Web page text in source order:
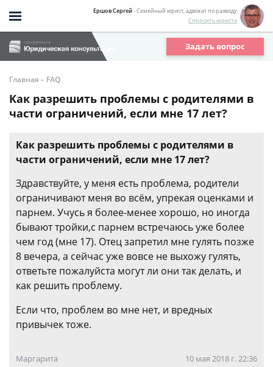
Ершов Сергей- Семейный юрист, адвокат по разводу
Спросить юриста
Задать вопрос
Главная - FAQ
Как разрешить проблемы с родителями в
части ограничений, если мне 17 лет?
Как разрешить проблемы с родителями в
части ограничений, если мне 17 лет?
Здравствуйте, у меня есть проблема, родители
ограничивают меня во всём, упрекая оценками и
парнем. Учусь я более-менее хорошо, но иногда
бывают тройки,с парнем встречаюсь уже более
чем год (мне 17). Отец запретил мне гулять позже
8 вечера, а сейчас уже вовсе не выхожу гулять,
ответьте пожалуйста могут ли они так делать, и
как решить проблему.
Если что, проблем во мне нет, и вредных
привычек тоже.
Маргарита 10 мая 2018 г. 22:36